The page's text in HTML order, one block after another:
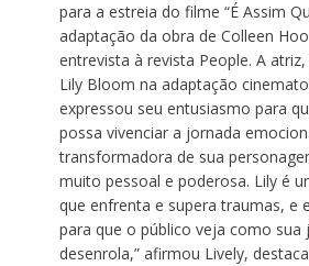
para a estreia do filme “É Assim
adaptação da obra de Colleen
entrevista à revista People. A
Lily Bloom na adaptação
expressou seu entusiasmo para
possa vivenciar a jornada
transformadora de sua
muito pessoal e poderosa. Lily é
que enfrenta e supera traumas, e
para que o público veja como sua
desenrola,” afirmou Lively,